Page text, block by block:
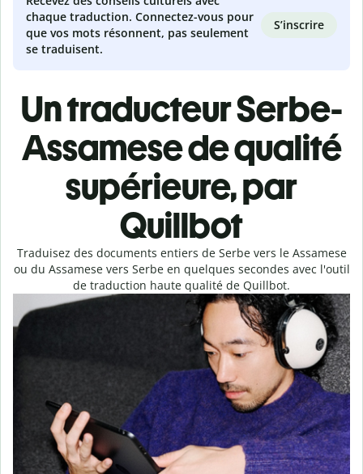
chaque traduction. Connectez-vous pour
que vos mots résonnent, pas seulement
se traduisent.
S’inscrire
Un traducteur Serbe-
Assamese de qualité
supérieure, par
Quillbot
Traduisez des documents entiers de Serbe vers le Assamese
ou du Assamese vers Serbe en quelques secondes avec l'outil
de traduction haute qualité de Quillbot.